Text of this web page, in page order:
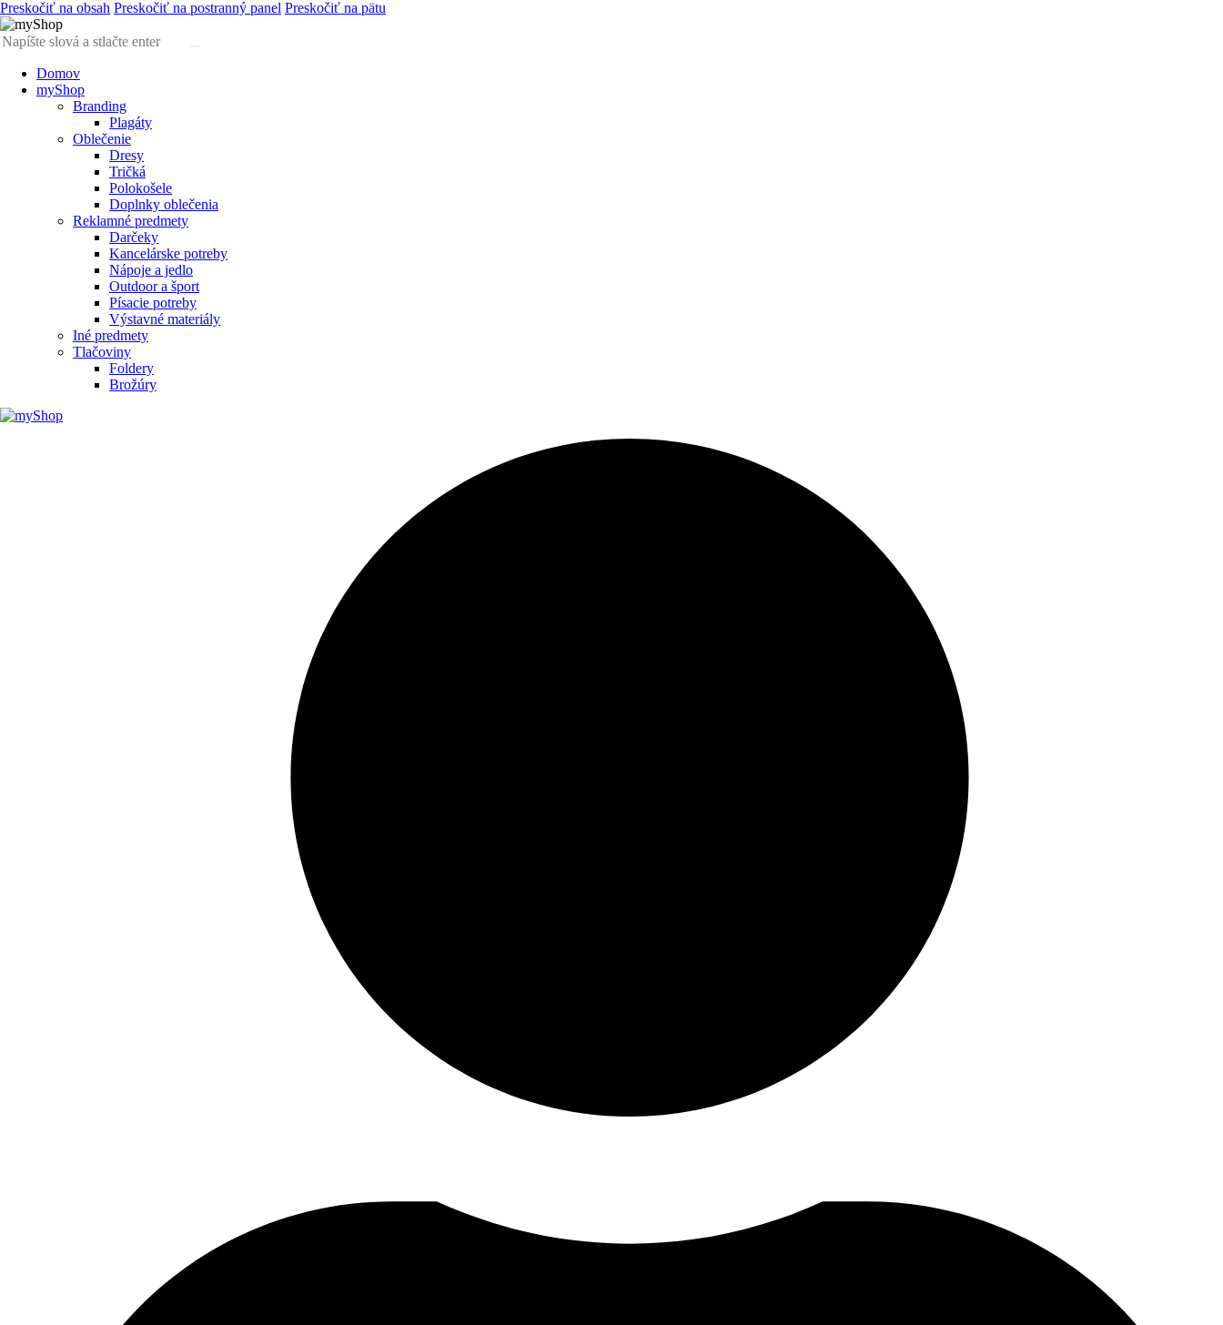
Preskočiť na obsah Preskočiť na postranný panel Preskočiť na pätu
Domov
myShop
Branding
Plagáty
Oblečenie
Dresy
Tričká
Polokošele
Doplnky oblečenia
Reklamné predmety
Darčeky
Kancelárske potreby
Nápoje a jedlo
Outdoor a šport
Písacie potreby
Výstavné materiály
Iné predmety
Tlačoviny
Foldery
Brožúry